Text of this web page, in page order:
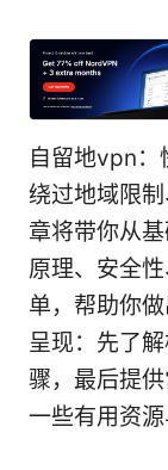
自留地vpn：
绕过地域限
章将带你从
原理、安全
单，帮助你
呈现：先了
骤，最后提
一些有用资源